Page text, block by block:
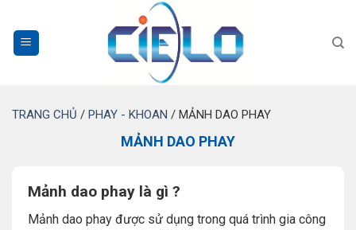
qua
nội
TRANG CHỦ / PHAY - KHOAN / MẢNH DAO PHAY
MẢNH DAO PHAY
Mảnh dao phay là gì ?
Mảnh dao phay được sử dụng trong quá trình gia công